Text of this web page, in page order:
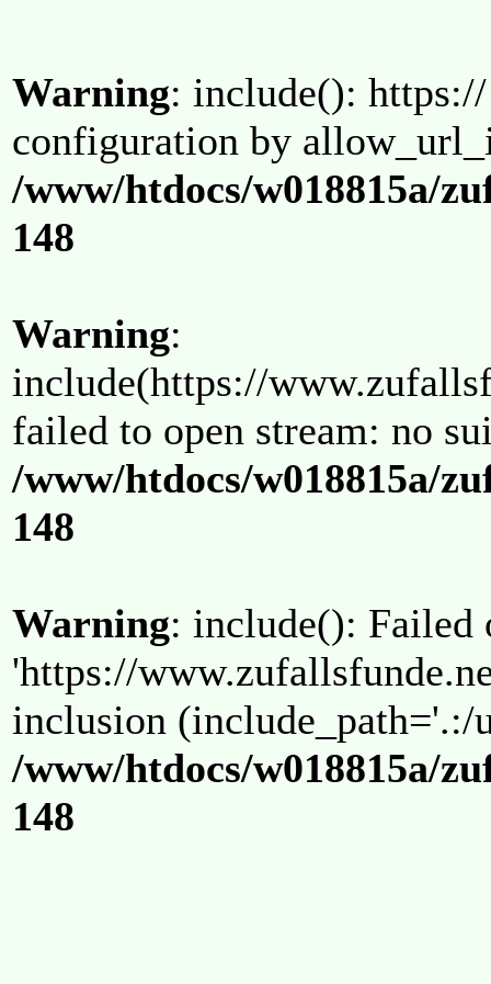
Warning: include():
configuration by
/www/htdocs/w018815a/
148
Warning:
include(https://
failed to open stream: no
/www/htdocs/w018815a/
148
Warning: include(): Failed
'https://
inclusion (include_path='.:/
/www/htdocs/w018815a/
148